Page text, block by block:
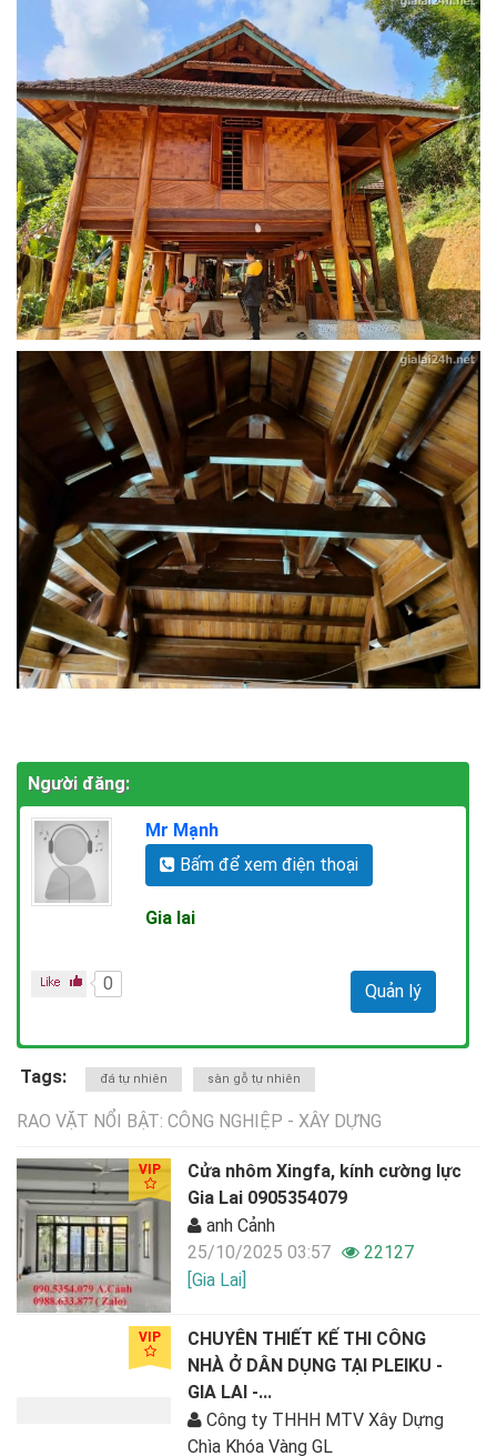
Người đăng:
Mr Mạnh
Bấm để xem điện thoại
Gia lai
Quản lý
0
Tags: đá tự nhiên sàn gỗ tự nhiên
RAO VẶT NỔI BẬT: CÔNG NGHIỆP - XÂY DỰNG
VIP
Cửa nhôm Xingfa, kính cường lực
Gia Lai 0905354079
anh Cảnh
25/10/2025 03:57
22127
[Gia Lai]
VIP
CHUYÊN THIẾT KẾ THI CÔNG
NHÀ Ở DÂN DỤNG TẠI PLEIKU -
GIA LAI -...
Công ty THHH MTV Xây Dựng
Chìa Khóa Vàng GL